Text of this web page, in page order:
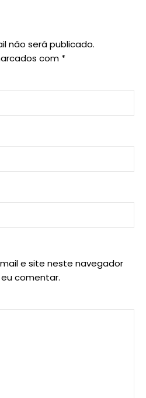
não será publicado.
com *
e site neste navegador
comentar.